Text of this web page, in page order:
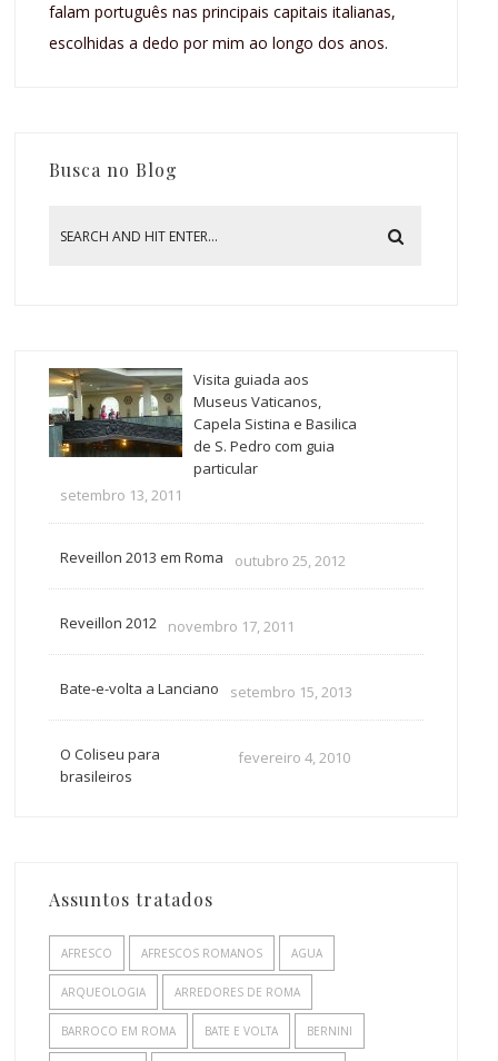
falam português nas principais capitais italianas,
escolhidas a dedo por mim ao longo dos anos.
Busca no Blog
Visita guiada aos
Museus Vaticanos,
Capela Sistina e Basilica
de S. Pedro com guia
particular
setembro 13, 2011
Reveillon 2013 em Roma outubro 25, 2012
Reveillon 2012 novembro 17, 2011
Bate-e-volta a Lanciano setembro 15, 2013
O Coliseu para
brasileiros
fevereiro 4, 2010
Assuntos tratados
AFRESCO AFRESCOS ROMANOS AGUA
ARQUEOLOGIA ARREDORES DE ROMA
BARROCO EM ROMA BATE E VOLTA BERNINI